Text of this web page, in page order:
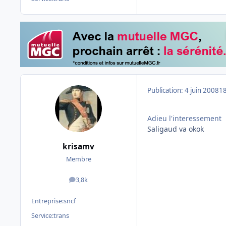
krisamv
Membre
3,8k
messages
Entreprise:sncf
Service:trans
Publication: 4 juin 2008
Adieu l'interessement
Saligaud va okok